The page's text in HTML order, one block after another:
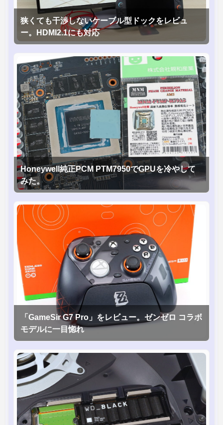
狭くても干渉しないケーブル型ドックをレビュ
ー。HDMI2.1にも対応
Honeywell純正PCM PTM7950でGPUを冷やして
みた。
「GameSir G7 Pro」をレビュー。ゼンゼロ コラボ
モデルに一目惚れ